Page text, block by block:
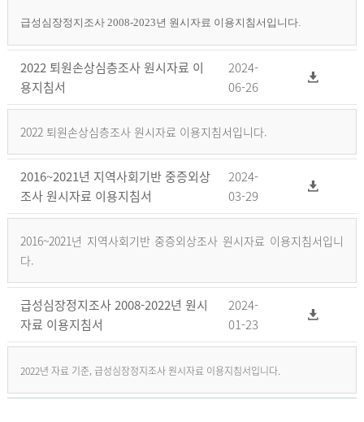
급성심장정지조사 2008-2023년 원시자료 이용지침서입니다.
2022 퇴원손상심층조사 원시자료 이
용지침서
2024-
06-26
2022 퇴원손상심층조사 원시자료 이용지침서입니다.
2016~2021년 지역사회기반 중증외상
조사 원시자료 이용지침서
2024-
03-29
2016~2021년 지역사회기반 중증외상조사 원시자료 이용지침서입니
다.
급성심장정지조사 2008-2022년 원시
자료 이용지침서
2024-
01-23
2022년 자료 기준, 급성심장정지조사 원시자료 이용지침서입니다.